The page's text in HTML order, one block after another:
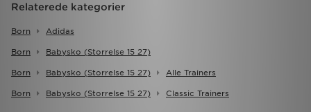
Relaterede kategorier
Born Adidas
Born Babysko (storrelse 15 27)
Born Babysko (storrelse 15 27) Alle Trainers
Born Babysko (storrelse 15 27) Classic Trainers